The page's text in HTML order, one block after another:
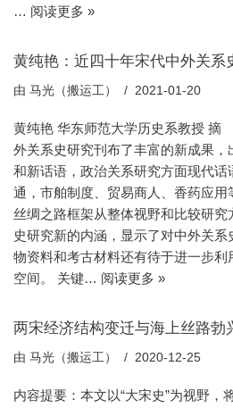
… 阅读更多 »
黄纯艳：近四十年宋代中外关系
由 马光（搬运工） 2021-01-20
黄纯艳 华东师范大学历史系教授 摘
外关系史研究刊布了丰富的新成果，
和新话语，政治关系研究方面现代话
通，市舶制度、贸易商人、香药应用
丝绸之路框架从整体视野和比较研究
史研究新的内涵，显示了对中外关
物资料和考古材料还有待于进一步利
空间。 关键… 阅读更多 »
两宋经济结构变迁与海上丝路勃
由 马光（搬运工） 2020-12-25
内容提要：本文以“大宋史”为视野，